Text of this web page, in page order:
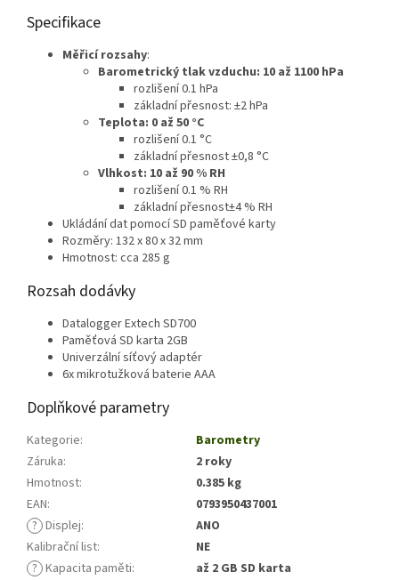
Specifikace
Měřicí rozsahy:
Barometrický tlak vzduchu: 10 až 1100 hPa
rozlišení 0.1 hPa
základní přesnost: ±2 hPa
Teplota: 0 až 50 °C
rozlišení 0.1 °C
základní přesnost ±0,8 °C
Vlhkost: 10 až 90 % RH
rozlišení 0.1 % RH
základní přesnost±4 % RH
Ukládání dat pomocí SD paměťové karty
Rozměry: 132 x 80 x 32 mm
Hmotnost: cca 285 g
Rozsah dodávky
Datalogger Extech SD700
Paměťová SD karta 2GB
Univerzální síťový adaptér
6x mikrotužková baterie AAA
Doplňkové parametry
Kategorie:
Barometry
Záruka:
2 roky
Hmotnost:
0.385 kg
EAN:
0793950437001
? Displej:
ANO
Kalibrační list:
NE
? Kapacita paměti:
až 2 GB SD karta